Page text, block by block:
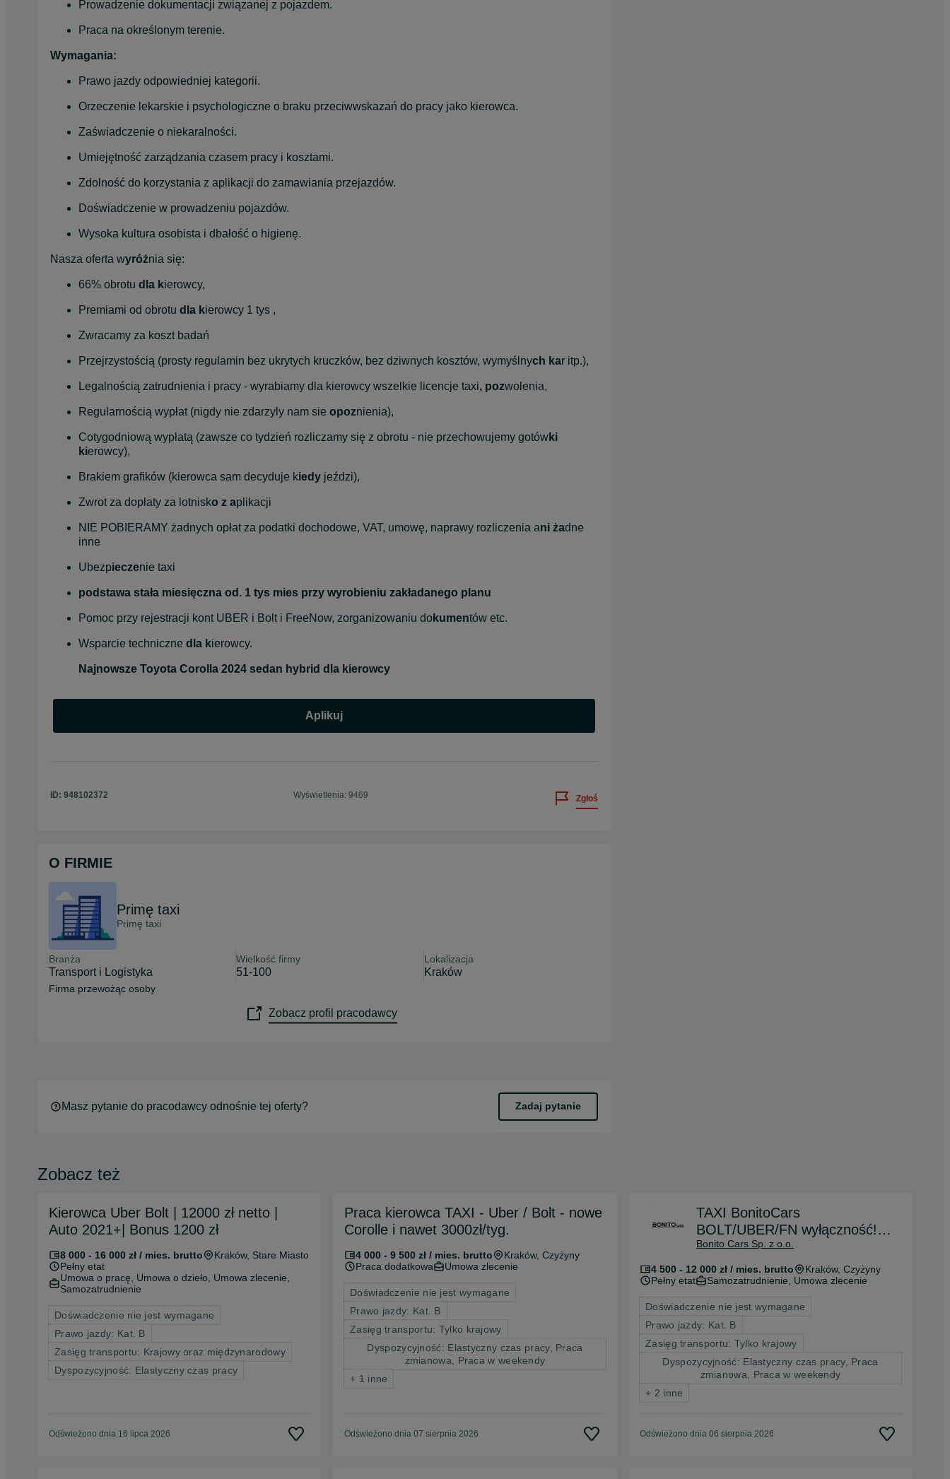
Prowadzenie dokumentacji związanej z pojazdem.
Praca na określonym terenie.
Wymagania:
Prawo jazdy odpowiedniej kategorii.
Orzeczenie lekarskie i psychologiczne o braku przeciwwskazań do pracy jako kierowca.
Zaświadczenie o niekaralności.
Umiejętność zarządzania czasem pracy i kosztami.
Zdolność do korzystania z aplikacji do zamawiania przejazdów.
Doświadczenie w prowadzeniu pojazdów.
Wysoka kultura osobista i dbałość o higienę.
Nasza oferta wyróżnia się:
66% obrotu dla kierowcy,
Premiami od obrotu dla kierowcy 1 tys ,
Zwracamy za koszt badań
Przejrzystością (prosty regulamin bez ukrytych kruczków, bez dziwnych kosztów, wymyślnych kar itp.),
Legalnością zatrudnienia i pracy - wyrabiamy dla kierowcy wszelkie licencje taxi, pozwolenia,
Regularnością wypłat (nigdy nie zdarzyly nam sie opoznienia),
Cotygodniową wypłatą (zawsze co tydzień rozliczamy się z obrotu - nie przechowujemy gotówki
kierowcy),
Brakiem grafików (kierowca sam decyduje kiedy jeździ),
Zwrot za dopłaty za lotnisko z aplikacji
NIE POBIERAMY żadnych opłat za podatki dochodowe, VAT, umowę, naprawy rozliczenia ani żadne
inne
Ubezpieczenie taxi
podstawa stała miesięczna od. 1 tys mies przy wyrobieniu zakładanego planu
Pomoc przy rejestracji kont UBER i Bolt i FreeNow, zorganizowaniu dokumentów etc.
Wsparcie techniczne dla kierowcy.
Najnowsze Toyota Corolla 2024 sedan hybrid dla kierowcy
Aplikuj
ID: 948102372 Wyświetlenia: 9469 Zgłoś
O FIRMIE
Primę taxi
Primę taxi
Branża
Transport i Logistyka
Wielkość firmy
51-100
Lokalizacja
Kraków
Firma przewożąc osoby
Zobacz profil pracodawcy
Masz pytanie do pracodawcy odnośnie tej oferty? Zadaj pytanie
Zobacz też
Kierowca Uber Bolt | 12000 zł netto |
Auto 2021+| Bonus 1200 zł
8 000 - 16 000 zł / mies. brutto Kraków, Stare Miasto
Pełny etat
Umowa o pracę, Umowa o dzieło, Umowa zlecenie,
Samozatrudnienie
Doświadczenie nie jest wymagane
Prawo jazdy: Kat. B
Zasięg transportu: Krajowy oraz międzynarodowy
Dyspozycyjność: Elastyczny czas pracy
Odświeżono dnia 16 lipca 2026
Praca kierowca TAXI - Uber / Bolt - nowe
Corolle i nawet 3000zł/tyg.
4 000 - 9 500 zł / mies. brutto Kraków, Czyżyny
Praca dodatkowa
Umowa zlecenie
Doświadczenie nie jest wymagane
Prawo jazdy: Kat. B
Zasięg transportu: Tylko krajowy
Dyspozycyjność: Elastyczny czas pracy, Praca
zmianowa, Praca w weekendy
+ 1 inne
Odświeżono dnia 07 sierpnia 2026
TAXI BonitoCars
BOLT/UBER/FN wyłączność!
Mamy Camry! Gwarantowane
5333zł*
Bonito Cars Sp. z o.o.
4 500 - 12 000 zł / mies. brutto Kraków, Czyżyny
Pełny etat
Samozatrudnienie, Umowa zlecenie
Doświadczenie nie jest wymagane
Prawo jazdy: Kat. B
Zasięg transportu: Tylko krajowy
Dyspozycyjność: Elastyczny czas pracy, Praca
zmianowa, Praca w weekendy
+ 2 inne
Odświeżono dnia 06 sierpnia 2026